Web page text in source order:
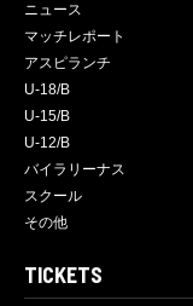
ニュース
マッチレポート
アスピランチ
U-18/B
U-15/B
U-12/B
バイラリーナス
スクール
その他
TICKETS